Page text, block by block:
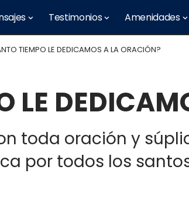
Testimonios Amenidades
TIEMPO LE DEDICAMOS A LA ORACIÓN?
LE
toda oración y
por todos los